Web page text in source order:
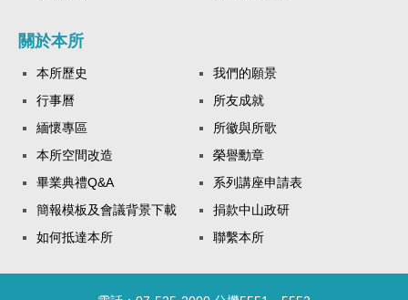
關於本所
本所歷史
我們的願景
行事曆
所友成就
緬懷專區
所徽與所歌
本所空間改造
榮譽勳章
畢業典禮Q&A
系列講座申請表
簡報模板及會議背景下載
捐款中山政研
如何抵達本所
聯繫本所